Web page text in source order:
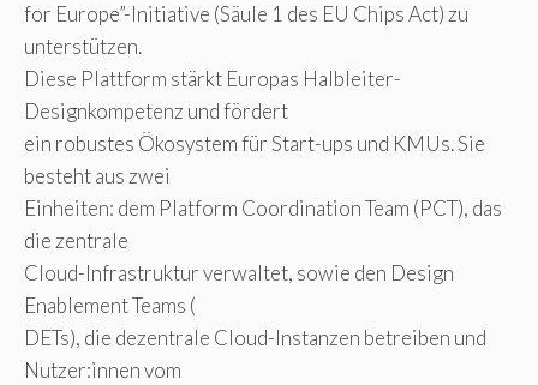
for Europe”-Initiative (Säule 1 des EU Chips Act) zu
unterstützen.
Diese Plattform stärkt Europas Halbleiter-
Designkompetenz und fördert
ein robustes Ökosystem für Start-ups und KMUs. Sie
besteht aus zwei
Einheiten: dem Platform Coordination Team (PCT), das
die zentrale
Cloud-Infrastruktur verwaltet, sowie den Design
Enablement Teams (
DETs), die dezentrale Cloud-Instanzen betreiben und
Nutzer:innen vom